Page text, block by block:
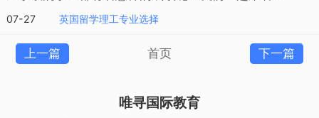
07-27 英国留学理工专业选择
上一篇 首页 下一篇
唯寻国际教育